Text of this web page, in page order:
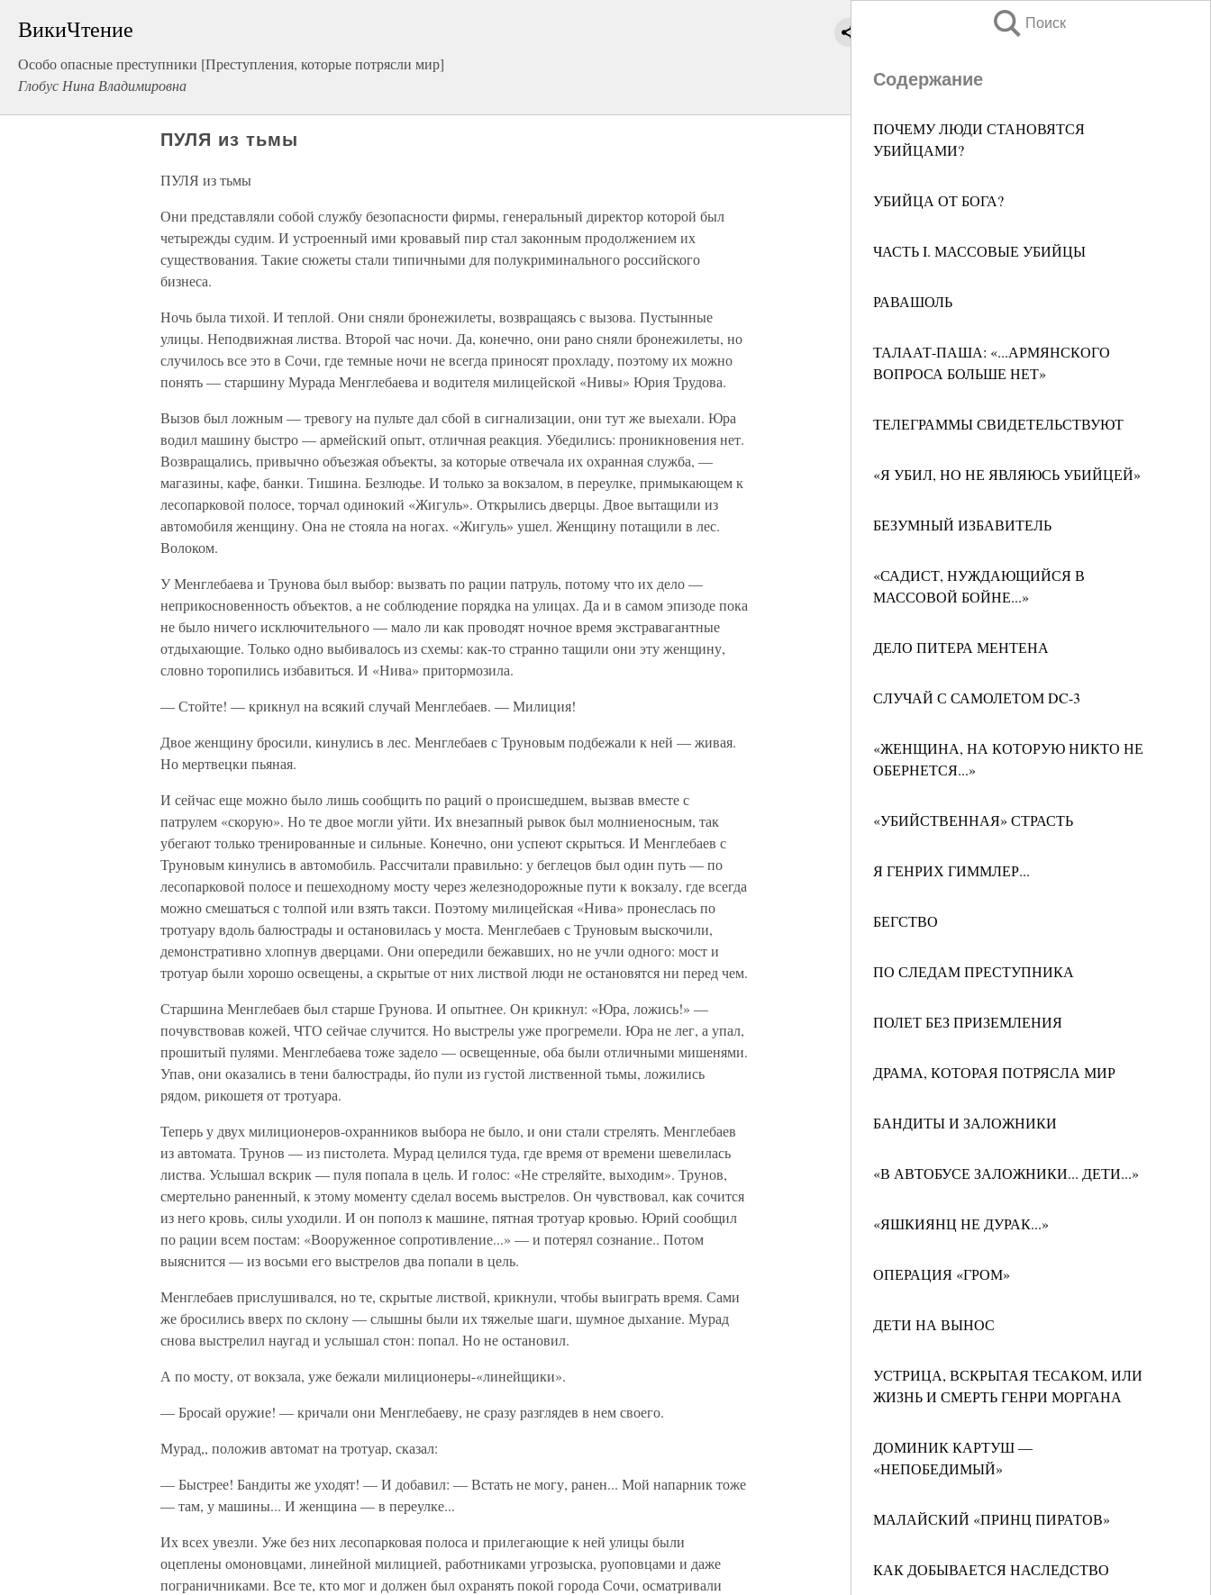
ВикиЧтение
Особо опасные преступники [Преступления, которые потрясли мир]
Глобус Нина Владимировна
Поиск
Содержание
ПОЧЕМУ ЛЮДИ СТАНОВЯТСЯ
УБИЙЦАМИ?
УБИЙЦА ОТ БОГА?
ЧАСТЬ I. МАССОВЫЕ УБИЙЦЫ
РАВАШОЛЬ
ТАЛААТ-ПАША: «...АРМЯНСКОГО
ВОПРОСА БОЛЬШЕ НЕТ»
ТЕЛЕГРАММЫ СВИДЕТЕЛЬСТВУЮТ
«Я УБИЛ, НО НЕ ЯВЛЯЮСЬ УБИЙЦЕЙ»
БЕЗУМНЫЙ ИЗБАВИТЕЛЬ
«САДИСТ, НУЖДАЮЩИЙСЯ В
МАССОВОЙ БОЙНЕ...»
ДЕЛО ПИТЕРА МЕНТЕНА
СЛУЧАЙ С САМОЛЕТОМ DC-3
«ЖЕНЩИНА, НА КОТОРУЮ НИКТО НЕ
ОБЕРНЕТСЯ...»
«УБИЙСТВЕННАЯ» СТРАСТЬ
Я ГЕНРИХ ГИММЛЕР...
БЕГСТВО
ПО СЛЕДАМ ПРЕСТУПНИКА
ПОЛЕТ БЕЗ ПРИЗЕМЛЕНИЯ
ДРАМА, КОТОРАЯ ПОТРЯСЛА МИР
БАНДИТЫ И ЗАЛОЖНИКИ
«В АВТОБУСЕ ЗАЛОЖНИКИ... ДЕТИ...»
«ЯШКИЯНЦ НЕ ДУРАК...»
ОПЕРАЦИЯ «ГРОМ»
ДЕТИ НА ВЫНОС
УСТРИЦА, ВСКРЫТАЯ ТЕСАКОМ, ИЛИ
ЖИЗНЬ И СМЕРТЬ ГЕНРИ МОРГАНА
ДОМИНИК КАРТУШ —
«НЕПОБЕДИМЫЙ»
МАЛАЙСКИЙ «ПРИНЦ ПИРАТОВ»
КАК ДОБЫВАЕТСЯ НАСЛЕДСТВО
ПУЛЯ из тьмы
ПУЛЯ из тьмы
Они представляли собой службу безопасности фирмы, генеральный директор которой был
четырежды судим. И устроенный ими кровавый пир стал законным продолжением их
существования. Такие сюжеты стали типичными для полукриминального российского
бизнеса.
Ночь была тихой. И теплой. Они сняли бронежилеты, возвращаясь с вызова. Пустынные
улицы. Неподвижная листва. Второй час ночи. Да, конечно, они рано сняли бронежилеты, но
случилось все это в Сочи, где темные ночи не всегда приносят прохладу, поэтому их можно
понять — старшину Мурада Менглебаева и водителя милицейской «Нивы» Юрия Трудова.
Вызов был ложным — тревогу на пульте дал сбой в сигнализации, они тут же выехали. Юра
водил машину быстро — армейский опыт, отличная реакция. Убедились: проникновения нет.
Возвращались, привычно объезжая объекты, за которые отвечала их охранная служба, —
магазины, кафе, банки. Тишина. Безлюдье. И только за вокзалом, в переулке, примыкающем к
лесопарковой полосе, торчал одинокий «Жигуль». Открылись дверцы. Двое вытащили из
автомобиля женщину. Она не стояла на ногах. «Жигуль» ушел. Женщину потащили в лес.
Волоком.
У Менглебаева и Трунова был выбор: вызвать по рации патруль, потому что их дело —
неприкосновенность объектов, а не соблюдение порядка на улицах. Да и в самом эпизоде пока
не было ничего исключительного — мало ли как проводят ночное время экстравагантные
отдыхающие. Только одно выбивалось из схемы: как-то странно тащили они эту женщину,
словно торопились избавиться. И «Нива» притормозила.
— Стойте! — крикнул на всякий случай Менглебаев. — Милиция!
Двое женщину бросили, кинулись в лес. Менглебаев с Труновым подбежали к ней — живая.
Но мертвецки пьяная.
И сейчас еще можно было лишь сообщить по раций о происшедшем, вызвав вместе с
патрулем «скорую». Но те двое могли уйти. Их внезапный рывок был молниеносным, так
убегают только тренированные и сильные. Конечно, они успеют скрыться. И Менглебаев с
Труновым кинулись в автомобиль. Рассчитали правильно: у беглецов был один путь — по
лесопарковой полосе и пешеходному мосту через железнодорожные пути к вокзалу, где всегда
можно смешаться с толпой или взять такси. Поэтому милицейская «Нива» пронеслась по
тротуару вдоль балюстрады и остановилась у моста. Менглебаев с Труновым выскочили,
демонстративно хлопнув дверцами. Они опередили бежавших, но не учли одного: мост и
тротуар были хорошо освещены, а скрытые от них листвой люди не остановятся ни перед чем.
Старшина Менглебаев был старше Грунова. И опытнее. Он крикнул: «Юра, ложись!» —
почувствовав кожей, ЧТО сейчае случится. Но выстрелы уже прогремели. Юра не лег, а упал,
прошитый пулями. Менглебаева тоже задело — освещенные, оба были отличными мишенями.
Упав, они оказались в тени балюстрады, йо пули из густой лиственной тьмы, ложились
рядом, рикошетя от тротуара.
Теперь у двух милиционеров-охранников выбора не было, и они стали стрелять. Менглебаев
из автомата. Трунов — из пистолета. Мурад целился туда, где время от времени шевелилась
листва. Услышал вскрик — пуля попала в цель. И голос: «Не стреляйте, выходим». Трунов,
смертельно раненный, к этому моменту сделал восемь выстрелов. Он чувствовал, как сочится
из него кровь, силы уходили. И он пополз к машине, пятная тротуар кровью. Юрий сообщил
по рации всем постам: «Вооруженное сопротивление...» — и потерял сознание.. Потом
выяснится — из восьми его выстрелов два попали в цель.
Менглебаев прислушивался, но те, скрытые листвой, крикнули, чтобы выиграть время. Сами
же бросились вверх по склону — слышны были их тяжелые шаги, шумное дыхание. Мурад
снова выстрелил наугад и услышал стон: попал. Но не остановил.
А по мосту, от вокзала, уже бежали милиционеры-«линейщики».
— Бросай оружие! — кричали они Менглебаеву, не сразу разглядев в нем своего.
Мурад,, положив автомат на тротуар, сказал:
— Быстрее! Бандиты же уходят! — И добавил: — Встать не могу, ранен... Мой напарник тоже
— там, у машины... И женщина — в переулке...
Их всех увезли. Уже без них лесопарковая полоса и прилегающие к ней улицы были
оцеплены омоновцами, линейной милицией, работниками угрозыска, руоповцами и даже
пограничниками. Все те, кто мог и должен был охранять покой города Сочи, осматривали